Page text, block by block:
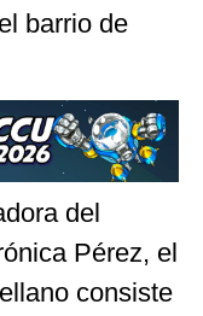
barrio de
del
Pérez, el
consiste